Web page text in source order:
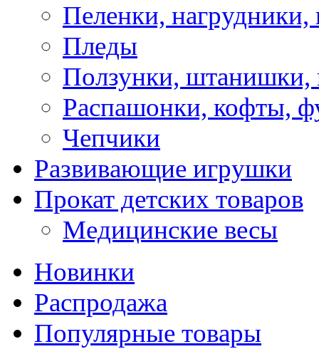
Пеленки, нагрудники,
Пледы
Ползунки, штанишки,
Распашонки, кофты,
Чепчики
Развивающие игрушки
Прокат детских товаров
Медицинские весы
Новинки
Распродажа
Популярные товары